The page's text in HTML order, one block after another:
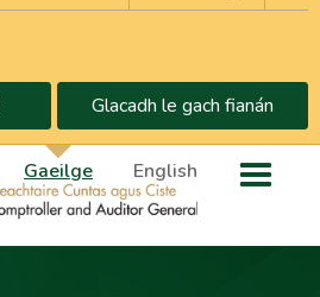
Glacadh le gach fianán
Gaeilge English